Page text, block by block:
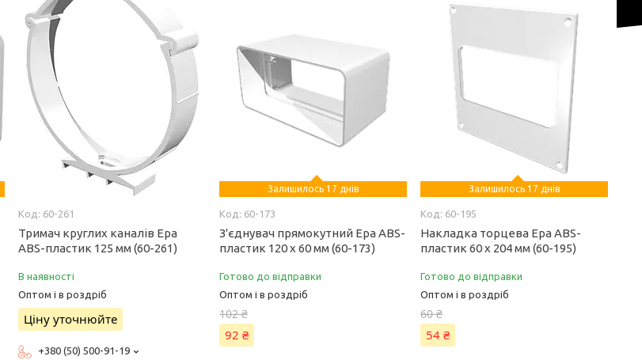
60-261
Тримач круглих каналів Ера
ABS-пластик 125 мм (60-261)
В наявності
Оптом і в роздріб
Ціну уточнюйте
+380 (50) 500-91-19
Залишилось 17 днів
60-173
З'єднувач прямокутний Ера ABS-
пластик 120 х 60 мм (60-173)
Готово до відправки
Оптом і в роздріб
102 ₴
92 ₴
Залишилось 17 днів
60-195
Накладка торцева Ера ABS-
пластик 60 х 204 мм (60-195)
Готово до відправки
Оптом і в роздріб
60 ₴
54 ₴